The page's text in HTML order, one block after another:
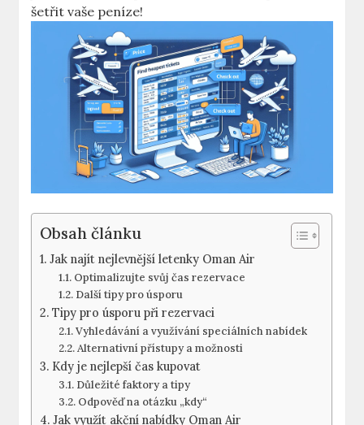
šetřit vaše peníze!
Obsah článku
Jak najít nejlevnější letenky Oman Air
Optimalizujte svůj čas rezervace
Další tipy pro úsporu
Tipy pro úsporu při rezervaci
Vyhledávání a využívání speciálních nabídek
Alternativní přístupy a možnosti
Kdy je nejlepší čas kupovat
Důležité faktory a tipy
Odpověď na otázku „kdy“
Jak využít akční nabídky Oman Air